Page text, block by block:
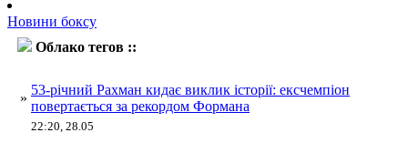
Новини боксу
Облако тегов ::
»
53-річний Рахман кидає виклик історії: ексчемпіон
повертається за рекордом Формана
22:20, 28.05